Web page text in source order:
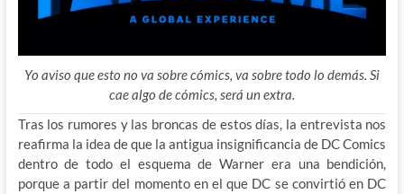
Yo aviso que esto no va sobre cómics, va sobre todo lo demás. Si
cae algo de cómics, será un extra.
Tras los rumores y las broncas de estos días, la entrevista nos
reafirma la idea de que la antigua insignificancia de DC Comics
dentro de todo el esquema de Warner era una bendición,
porque a partir del momento en el que DC se convirtió en DC